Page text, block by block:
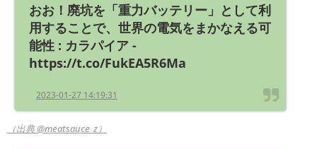
おお！廃坑を「重力バッテリー」として利
用することで、世界の電気をまかなえる可
能性 : カラパイア -
https://t.co/FukEA5R6Ma
2023-01-27 14:19:31
（出典 @meatsauce_z）